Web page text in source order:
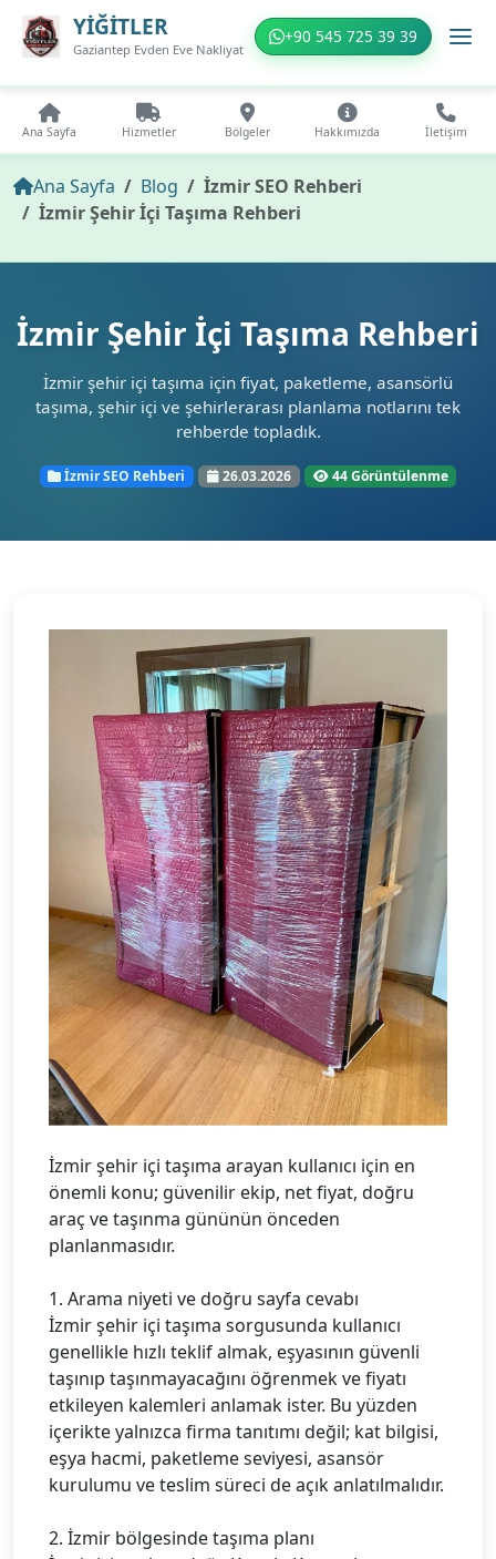
YİĞİTLER
Gaziantep Evden Eve Nakliyat
+90 545 725 39 39
Ana Sayfa Hizmetler Bölgeler Hakkımızda İletişim
Ana Sayfa Blog
İzmir SEO Rehberi
İzmir Şehir İçi Taşıma Rehberi
İzmir Şehir İçi Taşıma Rehberi
İzmir şehir içi taşıma için fiyat, paketleme, asansörlü
taşıma, şehir içi ve şehirlerarası planlama notlarını tek
rehberde topladık.
İzmir SEO Rehberi 26.03.2026 44 Görüntülenme
İzmir şehir içi taşıma arayan kullanıcı için en
önemli konu; güvenilir ekip, net fiyat, doğru
araç ve taşınma gününün önceden
planlanmasıdır.
1. Arama niyeti ve doğru sayfa cevabı
İzmir şehir içi taşıma sorgusunda kullanıcı
genellikle hızlı teklif almak, eşyasının güvenli
taşınıp taşınmayacağını öğrenmek ve fiyatı
etkileyen kalemleri anlamak ister. Bu yüzden
içerikte yalnızca firma tanıtımı değil; kat bilgisi,
eşya hacmi, paketleme seviyesi, asansör
kurulumu ve teslim süreci de açık anlatılmalıdır.
2. İzmir bölgesinde taşıma planı